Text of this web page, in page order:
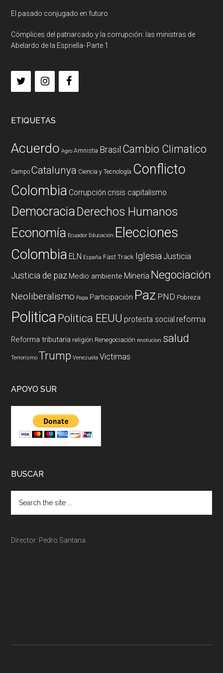
El pasado conjugado en futuro
Cómplices del patriarcado y la corrupción: las ministras de
Abelardo de la Espriella- Parte 1
ETIQUETAS
Acuerdo Agro Amnistia Brasil Cambio Climatico
Campo Catalunya Ciencia y Tecnología Conflicto
Colombia Corrupción crisis capitalismo
DemocraciaDerechos Humanos
Economía Ecuador Educación Elecciones
Colombia ELN España Fast Track Iglesia Justicia
Justicia de paz Medio ambiente Mineria Negociación
Neoliberalismo Papa Participación Paz PND Pobreza
PoliticaPolitica EEUU protesta social reforma
Reforma tributaria religión Renegociación revolucion salud
Terrorismo Trump Venezuela Victimas
APOYO SUR
BUSCAR
Director: Pedro Santana